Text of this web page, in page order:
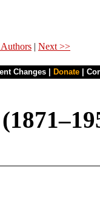
| Next >>
Changes Donate